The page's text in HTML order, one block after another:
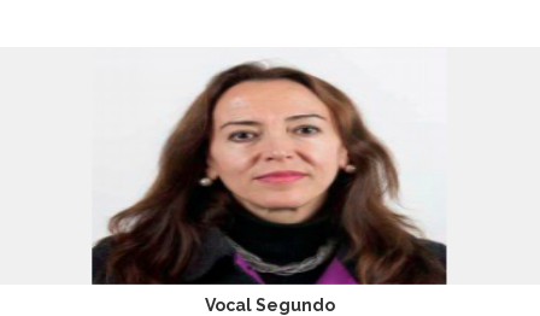
Vocal Segundo